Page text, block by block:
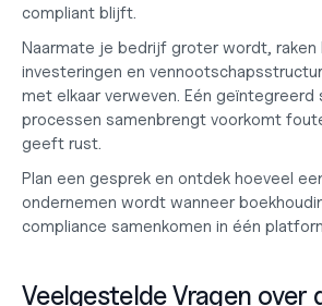
compliant blijft.
Naarmate je bedrijf groter wordt, raken
investeringen en
met elkaar verweven. Eén
processen samenbrengt voorkomt
geeft rust.
Plan een gesprek en ontdek hoeveel
ondernemen wordt wanneer
compliance samenkomen in één
Veelgestelde Vragen over